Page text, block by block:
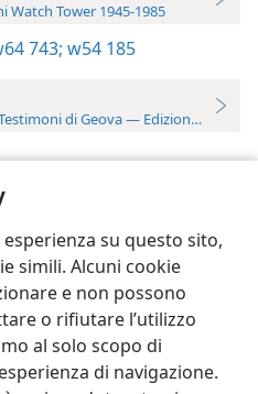
su questo sito,
simili. Alcuni cookie
e non possono
o rifiutare l’utilizzo
al solo scopo di
di navigazione.
Watch Tower 1945-1985
743; w54 185
di Geova — Edizione 2019
Impostazioni
and Tract Society of Pennsylvania
privacy Impostazioni privacy